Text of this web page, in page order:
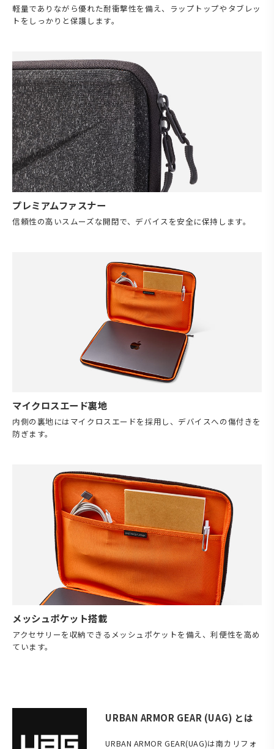
軽量でありながら優れた耐衝撃性を備え、ラップトップやタブレッ
トをしっかりと保護します。
プレミアムファスナー
信頼性の高いスムーズな開閉で、デバイスを安全に保持します。
マイクロスエード裏地
内側の裏地にはマイクロスエードを採用し、デバイスへの傷付きを
防ぎます。
メッシュポケット搭載
アクセサリーを収納できるメッシュポケットを備え、利便性を高め
ています。
URBAN ARMOR GEAR (UAG) とは
URBAN ARMOR GEAR(UAG)は南カリフォ